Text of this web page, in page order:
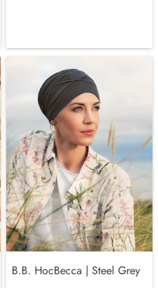
B.B. HocBecca | Steel Grey